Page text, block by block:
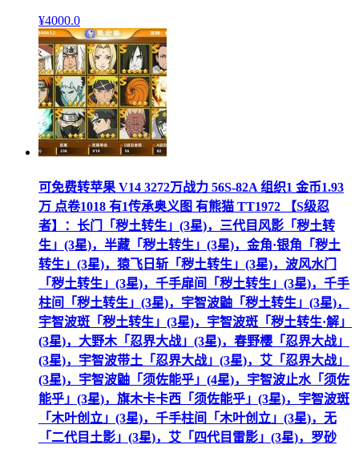
¥4000.0
可免费转苹果 V14 3272万战力 56S-82A 组织1 金币1.93
万 点卷1018 有1传承奥义图 有熊猫 TT1972 【S级忍
者】：长门「秽土转生」(3星)，三代目风影「秽土转
生」(3星)，半藏「秽土转生」(3星)，金角·银角「秽土
转生」(3星)，猿飞日斩「秽土转生」(3星)，波风水门
「秽土转生」(3星)，千手扉间「秽土转生」(3星)，千手
柱间「秽土转生」(3星)，宇智波鼬「秽土转生」(3星)，
宇智波斑「秽土转生」(3星)，宇智波斑「秽土转生·解」
(3星)，大野木「忍界大战」(3星)，春野樱「忍界大战」
(3星)，宇智波带土「忍界大战」(3星)，艾「忍界大战」
(3星)，宇智波鼬「须佐能乎」(4星)，宇智波止水「须佐
能乎」(3星)，旗木卡卡西「须佐能乎」(3星)，宇智波斑
「木叶创立」(3星)，千手柱间「木叶创立」(3星)，无
「二代目土影」(3星)，艾「四代目雷影」(3星)，罗砂